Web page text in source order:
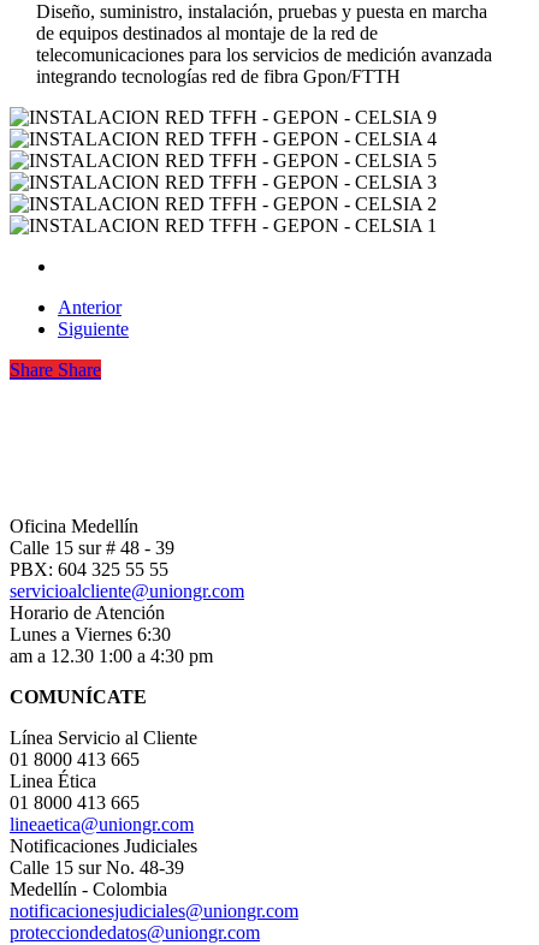
Diseño, suministro, instalación, pruebas y puesta en marcha
de equipos destinados al montaje de la red de
telecomunicaciones para los servicios de medición avanzada
integrando tecnologías red de fibra Gpon/FTTH
Anterior
Siguiente
Share Share
Oficina Medellín
Calle 15 sur # 48 - 39
PBX: 604 325 55 55
servicioalcliente@uniongr.com
Horario de Atención
Lunes a Viernes 6:30
am a 12.30 1:00 a 4:30 pm
COMUNÍCATE
Línea Servicio al Cliente
01 8000 413 665
Linea Ética
01 8000 413 665
lineaetica@uniongr.com
Notificaciones Judiciales
Calle 15 sur No. 48-39
Medellín - Colombia
notificacionesjudiciales@uniongr.com
protecciondedatos@uniongr.com